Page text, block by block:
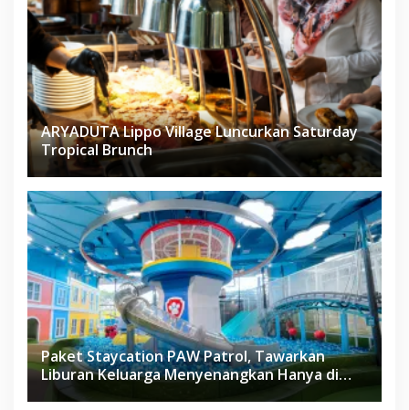
ARYADUTA Lippo Village Luncurkan Saturday
Tropical Brunch
Paket Staycation PAW Patrol, Tawarkan
Liburan Keluarga Menyenangkan Hanya di
Herloom Hotel BSD